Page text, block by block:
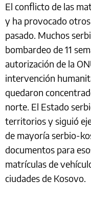
El conflicto de las
y ha provocado
pasado. Muchos
bombardeo de 11
autorización de la
intervención
quedaron
norte. El Estado
territorios y siguió
de mayoría serbio-
documentos para
matrículas de
ciudades de Kosovo.